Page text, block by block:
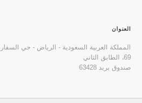
العنوان
المملكة العربية السعودية - الرياض - حي
69، الطابق الثاني
صندوق بريد 63428